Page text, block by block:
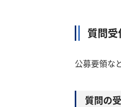
質問受
公募要領な
質問の